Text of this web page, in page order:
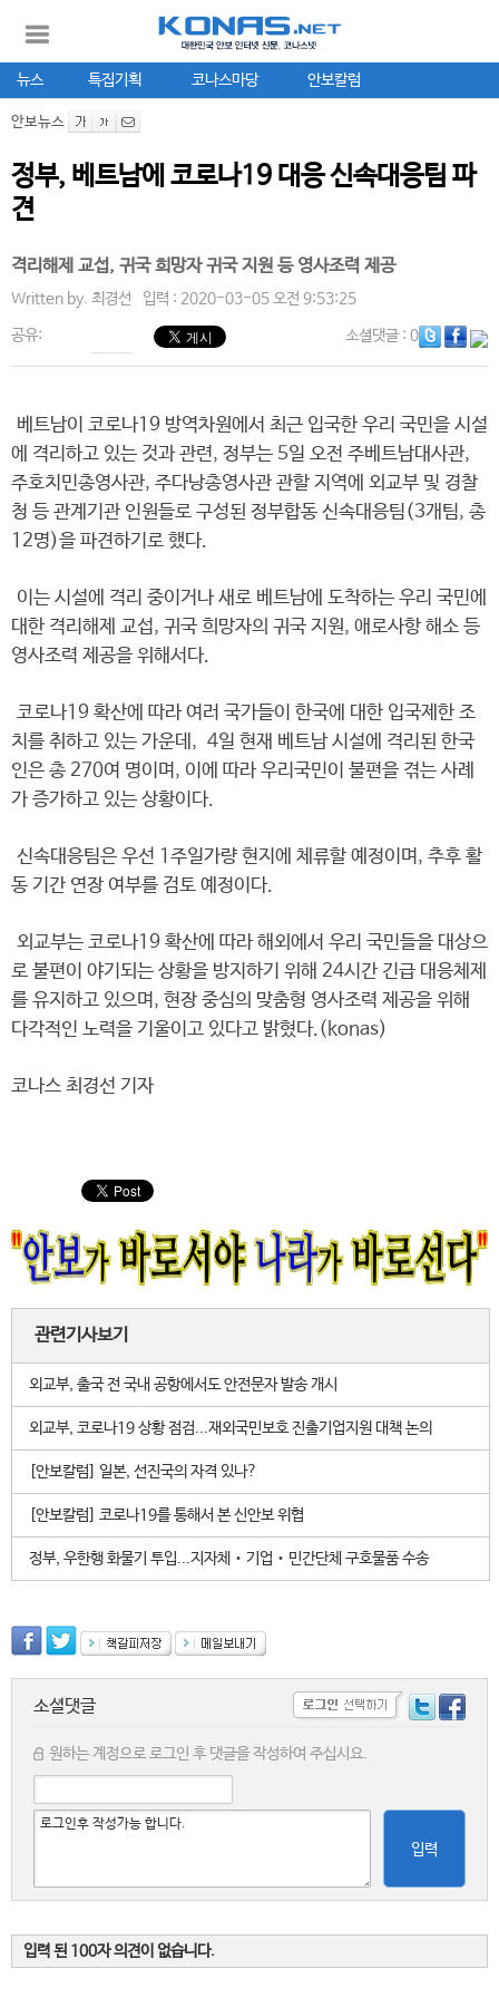
뉴스 특집기획 코나스마당 안보칼럼
안보뉴스
정부, 베트남에 코로나19 대응 신속대응팀 파
견
격리해제 교섭, 귀국 희망자 귀국 지원 등 영사조력 제공
Written by. 최경선 입력 : 2020-03-05 오전 9:53:25
공유: 소셜댓글: 0
베트남이 코로나19 방역차원에서 최근 입국한 우리 국민을 시설
에 격리하고 있는 것과 관련, 정부는 5일 오전 주베트남대사관,
주호치민총영사관, 주다낭총영사관 관할 지역에 외교부 및 경찰
청 등 관계기관 인원들로 구성된 정부합동 신속대응팀(3개팀, 총
12명)을 파견하기로 했다.
이는 시설에 격리 중이거나 새로 베트남에 도착하는 우리 국민에
대한 격리해제 교섭, 귀국 희망자의 귀국 지원, 애로사항 해소 등
영사조력 제공을 위해서다.
코로나19 확산에 따라 여러 국가들이 한국에 대한 입국제한 조
치를 취하고 있는 가운데, 4일 현재 베트남 시설에 격리된 한국
인은 총 270여 명이며, 이에 따라 우리국민이 불편을 겪는 사례
가 증가하고 있는 상황이다.
신속대응팀은 우선 1주일가량 현지에 체류할 예정이며, 추후 활
동 기간 연장 여부를 검토 예정이다.
외교부는 코로나19 확산에 따라 해외에서 우리 국민들을 대상으
로 불편이 야기되는 상황을 방지하기 위해 24시간 긴급 대응체제
를 유지하고 있으며, 현장 중심의 맞춤형 영사조력 제공을 위해
다각적인 노력을 기울이고 있다고 밝혔다.(konas)
코나스 최경선 기자
관련기사보기
외교부, 출국 전 국내 공항에서도 안전문자 발송 개시
외교부, 코로나19 상황 점검...재외국민보호 진출기업지원 대책 논의
[안보칼럼] 일본, 선진국의 자격 있나?
[안보칼럼] 코로나19를 통해서 본 신안보 위협
정부, 우한행 화물기 투입...지자체‧기업‧민간단체 구호물품 수송
소셜댓글
원하는 계정으로 로그인 후 댓글을 작성하여 주십시요.
입력
입력 된 100자 의견이 없습니다.